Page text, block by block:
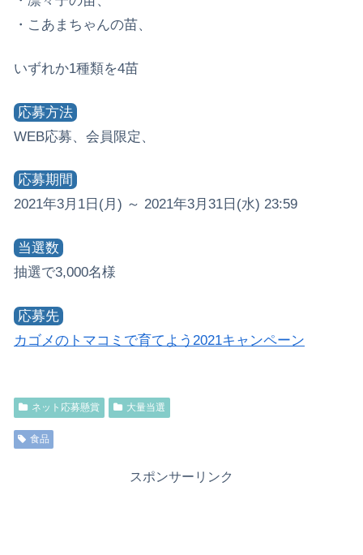
・こあまちゃんの苗、
いずれか1種類を4苗
応募方法
WEB応募、会員限定、
応募期間
2021年3月1日(月) ～ 2021年3月31日(水) 23:59
当選数
抽選で3,000名様
応募先
カゴメのトマコミで育てよう2021キャンペーン
ネット応募懸賞 大量当選
食品
スポンサーリンク